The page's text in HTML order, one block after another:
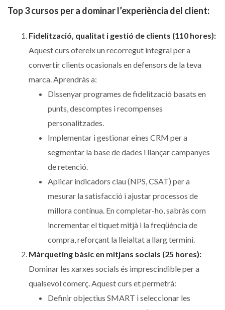
Top 3 cursos per a dominar l’experiència del client:
Fidelització, qualitat i gestió de clients (110 hores):
Aquest curs ofereix un recorregut integral per a
convertir clients ocasionals en defensors de la teva
marca. Aprendràs a:
Dissenyar programes de fidelització basats en
punts, descomptes i recompenses
personalitzades.
Implementar i gestionar eines CRM per a
segmentar la base de dades i llançar campanyes
de retenció.
Aplicar indicadors clau (NPS, CSAT) per a
mesurar la satisfacció i ajustar processos de
millora contínua. En completar-ho, sabràs com
incrementar el tiquet mitjà i la freqüència de
compra, reforçant la lleialtat a llarg termini.
Màrqueting bàsic en mitjans socials (25 hores):
Dominar les xarxes socials és imprescindible per a
qualsevol comerç. Aquest curs et permetrà:
Definir objectius SMART i seleccionar les